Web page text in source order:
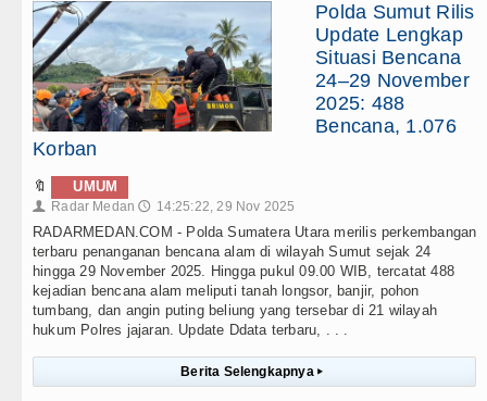
Polda Sumut Rilis
Update Lengkap
Situasi Bencana
24–29 November
2025: 488
Bencana, 1.076
Korban
🔖 UMUM
👤 Radar Medan 🕔 14:25:22, 29 Nov 2025
RADARMEDAN.COM - Polda Sumatera Utara merilis perkembangan
terbaru penanganan bencana alam di wilayah Sumut sejak 24
hingga 29 November 2025. Hingga pukul 09.00 WIB, tercatat 488
kejadian bencana alam meliputi tanah longsor, banjir, pohon
tumbang, dan angin puting beliung yang tersebar di 21 wilayah
hukum Polres jajaran. Update Ddata terbaru, . . .
Berita Selengkapnya ▸